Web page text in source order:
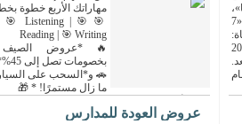
عامًا»،
وشقيقها يوسف أيمن توفيق هلال «7
الإثنين 6 صفر 1448 هـ ، الموافق 20
مهاراتك الأربع خطوة
| 🎯 Listening | 🎯
Reading | 🎯 Writing
🔥 *عروض الصيف
بخصومات تصل إلى 45%*
🚗 و*السحب على
ما زال مستمرًا! * 🎁
عروض العودة للمدارس